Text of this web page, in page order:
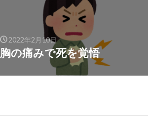
2022年2月10日
胸の痛みで死を覚悟